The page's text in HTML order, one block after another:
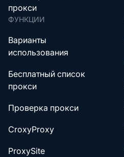
прокси
ФУНКЦИИ
Варианты
использования
Бесплатный список
прокси
Проверка прокси
CroxyProxy
ProxySite